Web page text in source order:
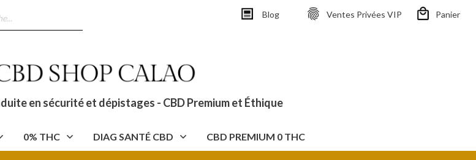
Blog Ventes Privées VIP Panier
en sécurité et dépistages - CBD Premium et Éthique
0% THC DIAG SANTÉ CBD CBD PREMIUM 0 THC